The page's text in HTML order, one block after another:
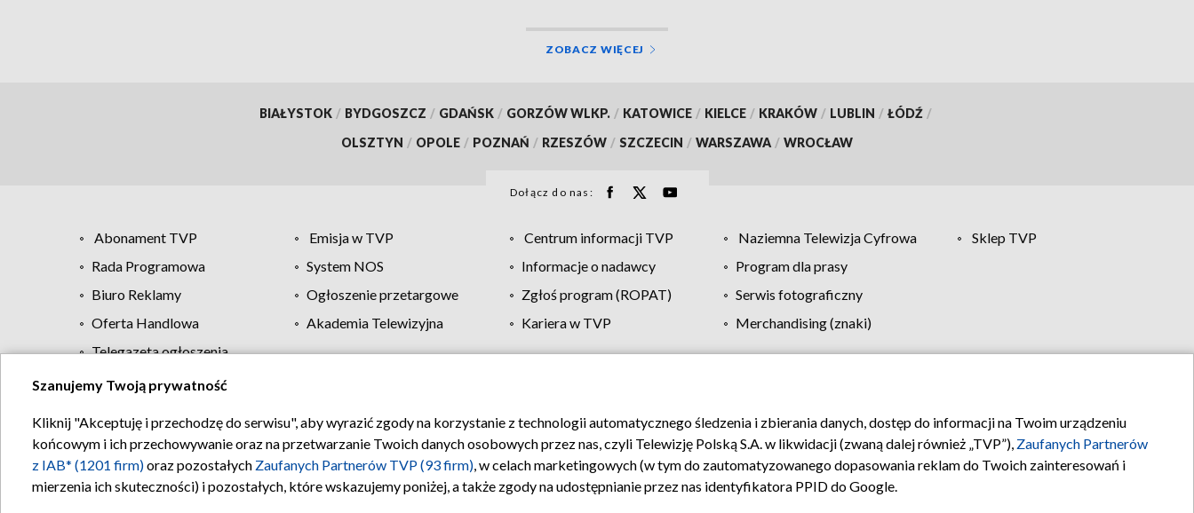
ZOBACZ WIĘCEJ
BIAŁYSTOK / BYDGOSZCZ / GDAŃSK / GORZÓW WLKP. / KATOWICE / KIELCE / KRAKÓW / LUBLIN / ŁÓDŹ /
OLSZTYN / OPOLE / POZNAŃ / RZESZÓW / SZCZECIN / WARSZAWA / WROCŁAW
Dołącz do nas:
Abonament TVP Emisja w TVP Centrum informacji TVP Naziemna Telewizja Cyfrowa
Sklep TVP
Rada Programowa
System NOS Informacje o nadawcy
Program dla prasy
Biuro Reklamy
Ogłoszenie przetargowe Zgłoś program (ROPAT)
Serwis fotograficzny
Oferta Handlowa
Akademia Telewizyjna Kariera w TVP
Merchandising (znaki)
Telegazeta ogłoszenia
Regulamin TVP Polityka prywatności Moje zgody Pomoc Biuro reklamy Kontakt
Szanujemy Twoją prywatność
Kliknij "Akceptuję i przechodzę do serwisu", aby wyrazić zgody na korzystanie z technologii automatycznego śledzenia i zbierania danych, dostęp do informacji na Twoim urządzeniu
końcowym i ich przechowywanie oraz na przetwarzanie Twoich danych osobowych przez nas, czyli Telewizję Polską S.A. w likwidacji (zwaną dalej również „TVP”), Zaufanych Partnerów
z IAB* (1201 firm)oraz pozostałych Zaufanych Partnerów TVP (93 firm), w celach marketingowych (w tym do zautomatyzowanego dopasowania reklam do Twoich zainteresowań i
mierzenia ich skuteczności) i pozostałych, które wskazujemy poniżej, a także zgody na udostępnianie przez nas identyfikatora PPID do Google.